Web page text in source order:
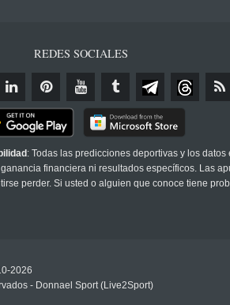
REDES SOCIALES
: Todas las predicciones deportivas y los
financiera ni resultados específicos. Las
perder. Si usted o alguien que conoce tiene
2026
- Donnael Sport (Live2Sport)